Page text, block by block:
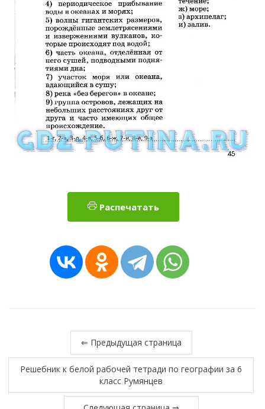
Распечатать
⇐ Предыдущая страница
Решебник к белой рабочей тетради по географии за 6
класс Румянцев